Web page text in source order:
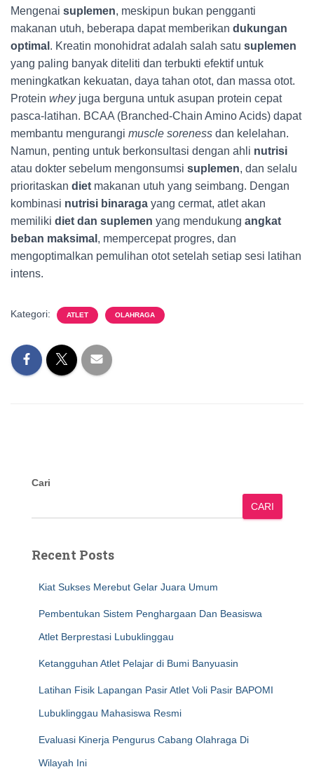
Mengenai suplemen, meskipun bukan pengganti
makanan utuh, beberapa dapat memberikan dukungan
optimal . Kreatin monohidrat adalah salah satu suplemen
yang paling banyak diteliti dan terbukti efektif untuk
meningkatkan kekuatan, daya tahan otot, dan massa otot.
Protein wheyjuga berguna untuk asupan protein cepat
pasca-latihan. BCAA (Branched-Chain Amino Acids) dapat
membantu mengurangi muscle soreness dan kelelahan.
Namun, penting untuk berkonsultasi dengan ahli nutrisi
atau dokter sebelum mengonsumsi suplemen, dan selalu
prioritaskan diet makanan utuh yang seimbang. Dengan
kombinasi nutrisi binaraga yang cermat, atlet akan
memiliki diet dan suplemen yang mendukung angkat
beban maksimal , mempercepat progres, dan
mengoptimalkan pemulihan otot setelah setiap sesi latihan
intens.
Kategori: ATLET OLAHRAGA
Cari
CARI
Recent Posts
Kiat Sukses Merebut Gelar Juara Umum
Pembentukan Sistem Penghargaan Dan Beasiswa
Atlet Berprestasi Lubuklinggau
Ketangguhan Atlet Pelajar di Bumi Banyuasin
Latihan Fisik Lapangan Pasir Atlet Voli Pasir BAPOMI
Lubuklinggau Mahasiswa Resmi
Evaluasi Kinerja Pengurus Cabang Olahraga Di
Wilayah Ini